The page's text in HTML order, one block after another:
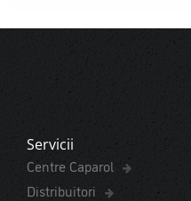
Servicii
Centre Caparol
Distribuitori